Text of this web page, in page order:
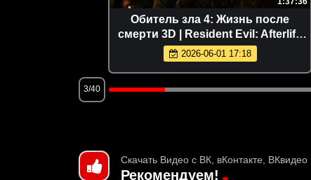
Обитель зла 4: Жизнь после
смерти 3D | Resident Evil: Afterlife
(2010)
2026-06-01 17:18
3/40
Скачать Видео с ВК, вКонтакте, ВКвидео
Рекомендуем!